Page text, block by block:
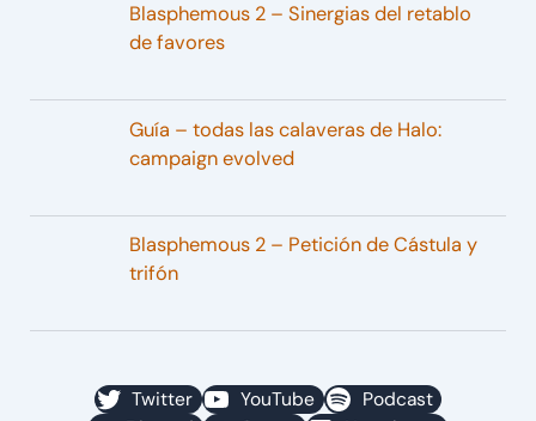
Blasphemous 2 – Sinergias del retablo
de favores
Guía – todas las calaveras de Halo:
campaign evolved
Blasphemous 2 – Petición de Cástula y
trifón
Twitter YouTube
Podcast